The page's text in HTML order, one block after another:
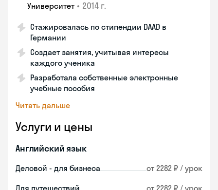
Университет • 2014 г.
Стажировалась по стипендии DAAD в
Германии
Создает занятия, учитывая интересы
каждого ученика
Разработала собственные электронные
учебные пособия
Читать дальше
Услуги и цены
Английский язык
Деловой - для бизнеса от 2282 ₽ / урок
Для путешествий от 2282 ₽ / урок